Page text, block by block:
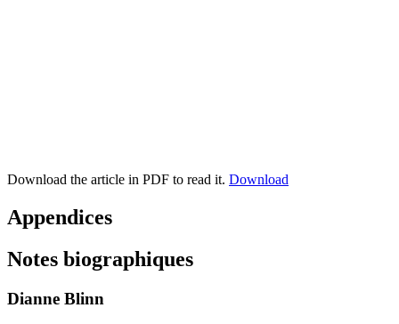
Download the article in PDF to read it. Download
Appendices
Notes biographiques
Dianne Blinn